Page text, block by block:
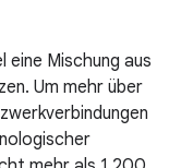
Mischung aus
Um mehr über